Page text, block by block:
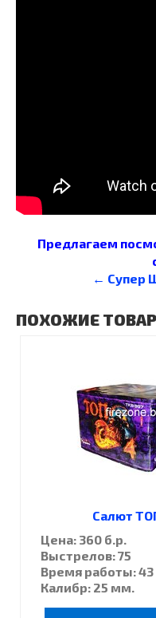
Предлагаем
← Супер
ПОХОЖИЕ
Салют
Цена: 360 б.р.
Выстрелов: 75
Время работы: 43
Калибр: 25 мм.